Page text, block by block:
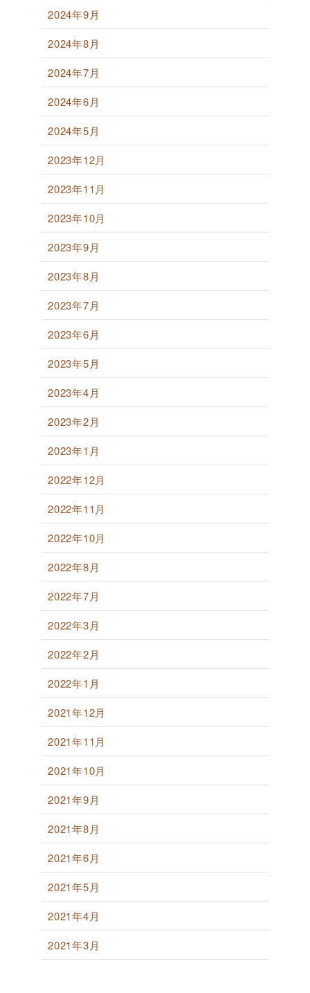
2024年9月
2024年8月
2024年7月
2024年6月
2024年5月
2023年12月
2023年11月
2023年10月
2023年9月
2023年8月
2023年7月
2023年6月
2023年5月
2023年4月
2023年2月
2023年1月
2022年12月
2022年11月
2022年10月
2022年8月
2022年7月
2022年3月
2022年2月
2022年1月
2021年12月
2021年11月
2021年10月
2021年9月
2021年8月
2021年6月
2021年5月
2021年4月
2021年3月